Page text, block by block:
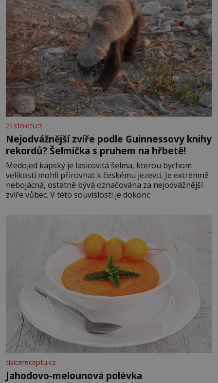
21stoleti.cz
Nejodvážnější zvíře podle Guinnessovy knihy
rekordů? Šelmička s pruhem na hřbetě!
Medojed kapský je lasicovitá šelma, kterou bychom
velikostí mohli přirovnat k českému jezevci. Je extrémně
nebojácná, ostatně bývá označována za nejodvážnější
zvíře vůbec. V této souvislosti je dokonc
tisicereceptu.cz
Jahodovo-melounová polévka